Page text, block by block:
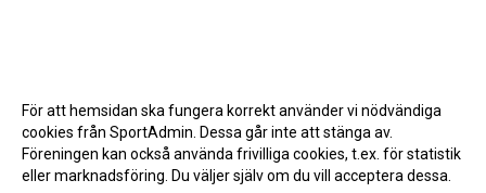
För att hemsidan ska fungera korrekt använder vi nödvändiga
cookies från SportAdmin. Dessa går inte att stänga av.
Föreningen kan också använda frivilliga cookies, t.ex. för statistik
eller marknadsföring. Du väljer själv om du vill acceptera dessa.